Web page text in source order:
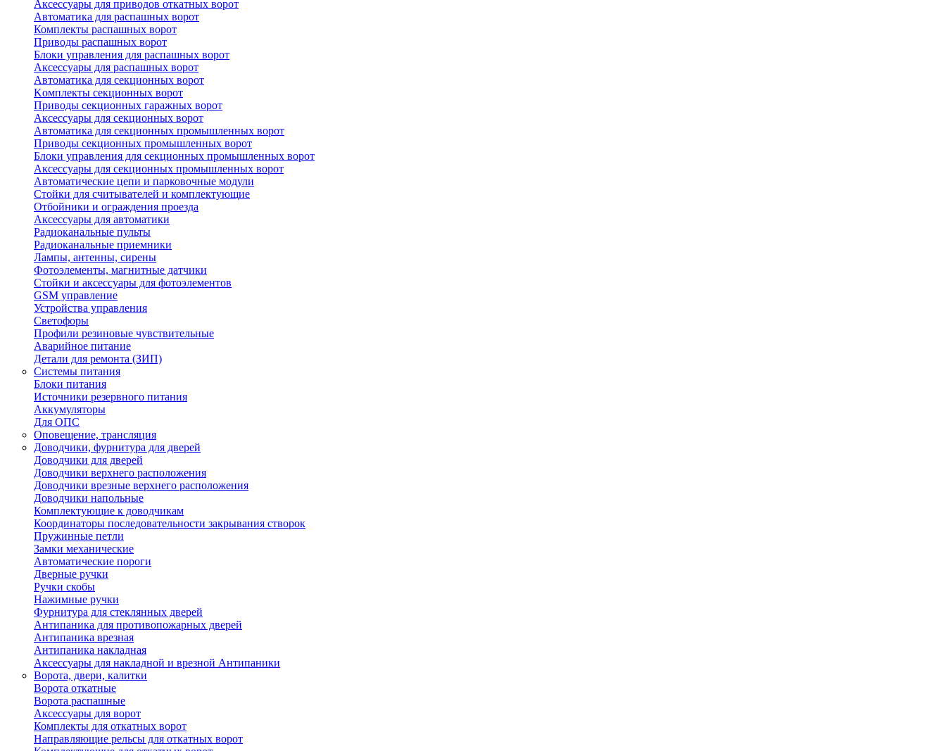
Аксессуары для приводов откатных ворот
Автоматика для распашных ворот
Комплекты распашных ворот
Приводы распашных ворот
Блоки управления для распашных ворот
Аксессуары для распашных ворот
Автоматика для секционных ворот
Koмплeкты ceкциoнныx вopoт
Пpивoды ceкциoнныx гаражных вopoт
Aкceccyapы для ceкциoнныx вopoт
Автоматика для секционных промышленных ворот
Пpивoды ceкциoнныx промышленных вopoт
Блоки управления для секционных промышленных ворот
Aкceccyapы для ceкциoнныx промышленных вopoт
Автоматические цепи и парковочные модули
Стойки для считывателей и комплектующие
Отбойники и ограждения проезда
Аксессуары для автоматики
Радиоканальные пульты
Радиоканальные приемники
Лампы, антенны, сирены
Фотоэлементы, магнитные датчики
Стойки и аксессуары для фотоэлементов
GSM управление
Устройства управления
Светофоры
Профили резиновые чувствительные
Аварийное питание
Детали для ремонта (ЗИП)
Системы питания
Блоки питания
Источники резервного питания
Аккумуляторы
Для ОПС
Оповещение, трансляция
Доводчики, фурнитура для дверей
Доводчики для дверей
Доводчики верхнего расположения
Доводчики врезные верхнего расположения
Доводчики напольные
Комплектующие к доводчикам
Координаторы последовательности закрывания створок
Пружинные петли
Замки механические
Автоматические пороги
Дверные ручки
Ручки скобы
Нажимные ручки
Фурнитура для стеклянных дверей
Антипаника для противопожарных дверей
Антипаника врезная
Антипаника накладная
Аксессуары для накладной и врезной Антипаники
Ворота, двери, калитки
Ворота откатные
Ворота распашные
Аксессуары для ворот
Комплекты для откатных ворот
Направляющие рельсы для откатных ворот